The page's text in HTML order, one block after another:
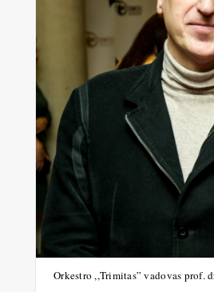
Orkestro ,,Trimitas” vadovas prof.